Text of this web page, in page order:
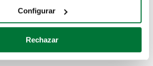
dispositivo analizándolo activamente
específicas (huellas
sobre cómo se procesan sus
Configurar
Rechazar